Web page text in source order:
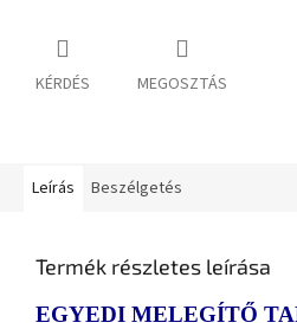
KÉRDÉS MEGOSZTÁS
Leírás Beszélgetés
Termék részletes leírása
EGYEDI MELEGÍTŐ